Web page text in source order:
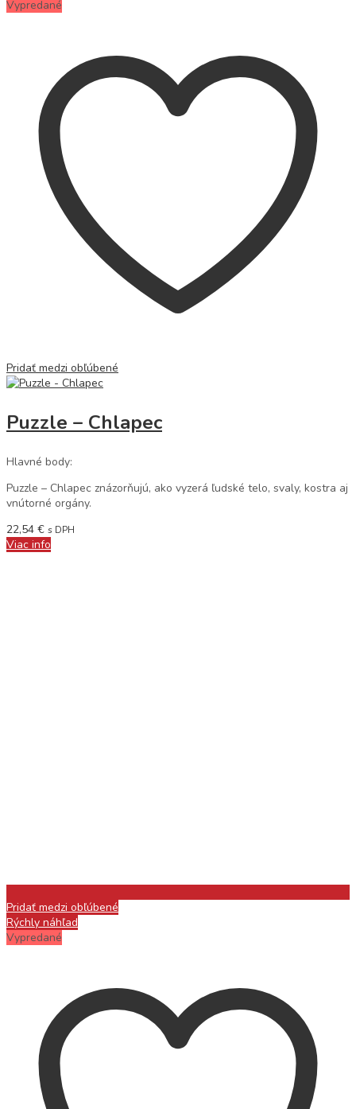
Vypredané
Pridať medzi obľúbené
Puzzle – Chlapec
Hlavné body:
Puzzle – Chlapec znázorňujú, ako vyzerá ľudské telo, svaly, kostra aj
vnútorné orgány.
22,54 € s DPH
Viac info
Pridať medzi obľúbené
Rýchly náhľad
Vypredané